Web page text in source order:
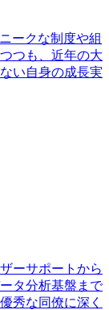
ークな制度や組
つも、近年の大
い自身の成長実
ーサポートから
タ分析基盤まで
秀な同僚に深く